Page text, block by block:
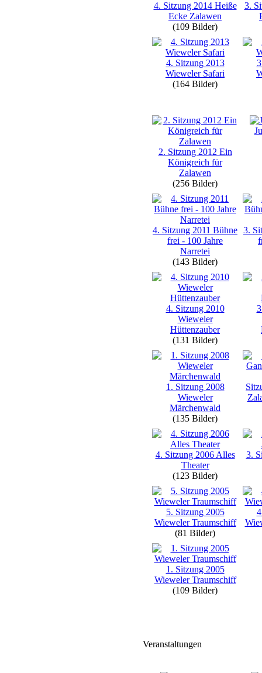
4. Sitzung 2014 Heiße
Ecke Zalawen
(109 Bilder)
3.
4. Sitzung 2013
Wieweler Safari
(164 Bilder)
2. Sitzung 2012 Ein
Königreich für
Zalawen
(256 Bilder)
4. Sitzung 2011 Bühne
frei - 100 Jahre
Narretei
(143 Bilder)
3.
4. Sitzung 2010
Wieweler
Hüttenzauber
(131 Bilder)
1. Sitzung 2008
Wieweler
Märchenwald
(135 Bilder)
4. Sitzung 2006 Alles
Theater
(123 Bilder)
3.
5. Sitzung 2005
Wieweler Traumschiff
(81 Bilder)
1. Sitzung 2005
Wieweler Traumschiff
(109 Bilder)
Veranstaltungen